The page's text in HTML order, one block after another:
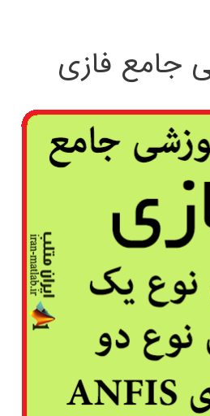
جامع فازی